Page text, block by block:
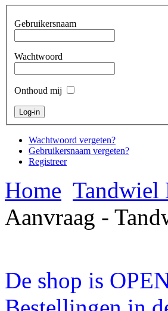
Gebruikersnaam
Wachtwoord
Onthoud mij
Wachtwoord vergeten?
Gebruikersnaam vergeten?
Registreer
Home Tandwiel
Aanvraag -
De shop is